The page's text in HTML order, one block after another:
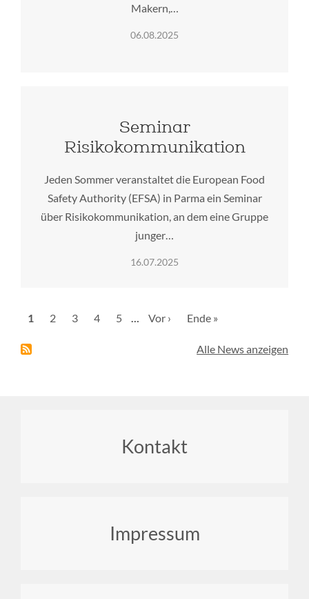
Makern,…
06.08.2025
Seminar
Risikokommunikation
Jeden Sommer veranstaltet die European Food
Safety Authority (EFSA) in Parma ein Seminar
über Risikokommunikation, an dem eine Gruppe
junger…
16.07.2025
Aktuelle
1 Seite
2 Seite
3 Seite
4 Seite
5 …
Nächste
Vor ›
Letzte
Ende »
Alle News anzeigen
Kontakt
Impressum